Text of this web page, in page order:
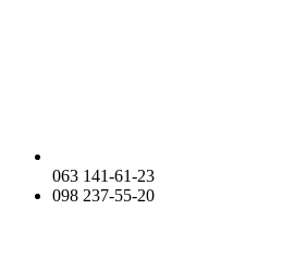
063 141-61-23
098 237-55-20